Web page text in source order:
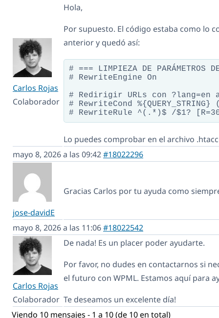
Carlos Rojas
Colaborador
Hola,
Por supuesto. El código estaba como lo
anterior y quedó así:
# === LIMPIEZA DE PARÁMETROS
# RewriteEngine On
# Redirigir URLs con ?lang=en
# RewriteCond
# RewriteRule ^(.*)$ /$1?
Lo puedes comprobar en el archivo
mayo 8, 2026 a las 09:42#18022296
jose-davidE
Gracias Carlos por tu ayuda como
mayo 8, 2026 a las 11:06#18022542
Carlos Rojas
Colaborador
De nada! Es un placer poder ayudarte.
Por favor, no dudes en contactarnos si
el futuro con WPML. Estamos aquí para
Te deseamos un excelente día!
Viendo 10 mensajes - 1 a 10 (de 10 en total)